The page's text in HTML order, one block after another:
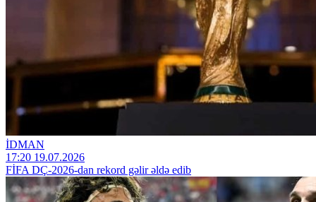
İDMAN
17:20 19.07.2026
FİFA DÇ-2026-dan rekord gəlir əldə edib